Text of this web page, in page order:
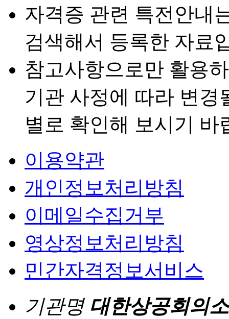
자격증 관련 특전안내
검색해서 등록한 자료
참고사항으로만 활용
기관 사정에 따라 변경
별로 확인해 보시기 바
이용약관
개인정보처리방침
이메일수집거부
영상정보처리방침
민간자격정보서비스
기관명 대한상공회의소